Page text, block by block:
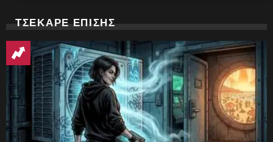
ΤΣΕΚΑΡΕ ΕΠΙΣΗΣ